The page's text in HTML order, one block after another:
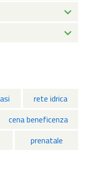
rete idrica
cena beneficenza
prenatale